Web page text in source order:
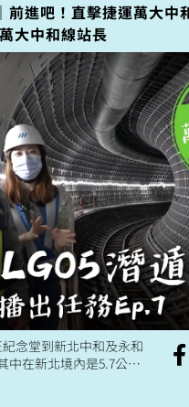
前進吧！直擊捷運萬大中
大中和線站長
念堂到新北中和及永和
中在新北境內是5.7公里